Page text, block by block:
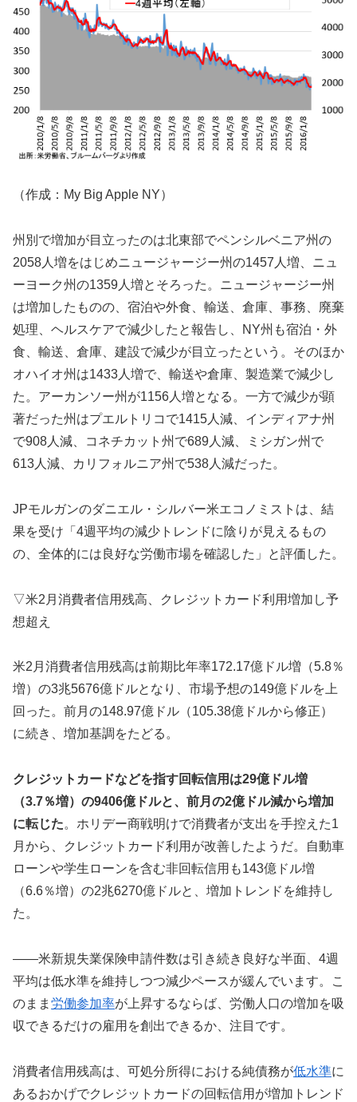
（作成：My Big Apple NY）
州別で増加が目立ったのは北東部でペンシルベニア州の
2058人増をはじめニュージャージー州の1457人増、ニュ
ーヨーク州の1359人増とそろった。ニュージャージー州
は増加したものの、宿泊や外食、輸送、倉庫、事務、廃棄
処理、ヘルスケアで減少したと報告し、NY州も宿泊・外
食、輸送、倉庫、建設で減少が目立ったという。そのほか
オハイオ州は1433人増で、輸送や倉庫、製造業で減少し
た。アーカンソー州が1156人増となる。一方で減少が顕
著だった州はプエルトリコで1415人減、インディアナ州
で908人減、コネチカット州で689人減、ミシガン州で
613人減、カリフォルニア州で538人減だった。
JPモルガンのダニエル・シルバー米エコノミストは、結
果を受け「4週平均の減少トレンドに陰りが見えるもの
の、全体的には良好な労働市場を確認した」と評価した。
▽米2月消費者信用残高、クレジットカード利用増加し予
想超え
米2月消費者信用残高は前期比年率172.17億ドル増（5.8％
増）の3兆5676億ドルとなり、市場予想の149億ドルを上
回った。前月の148.97億ドル（105.38億ドルから修正）
に続き、増加基調をたどる。
クレジットカードなどを指す回転信用は29億ドル増
（3.7％増）の9406億ドルと、前月の2億ドル減から増加
に転じた。ホリデー商戦明けで消費者が支出を手控えた1
月から、クレジットカード利用が改善したようだ。自動車
ローンや学生ローンを含む非回転信用も143億ドル増
（6.6％増）の2兆6270億ドルと、増加トレンドを維持し
た。
――米新規失業保険申請件数は引き続き良好な半面、4週
平均は低水準を維持しつつ減少ペースが緩んでいます。こ
のまま 労働参加率が上昇するならば、労働人口の増加を吸
収できるだけの雇用を創出できるか、注目です。
消費者信用残高は、可処分所得における純債務が低水準に
あるおかげでクレジットカードの回転信用が増加トレンド